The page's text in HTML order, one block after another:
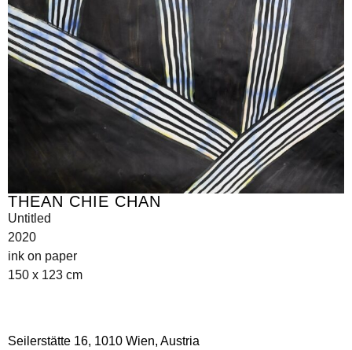
THEAN CHIE CHAN
Untitled
2020
ink on paper
150 x 123 cm
Seilerstätte 16, 1010 Wien, Austria